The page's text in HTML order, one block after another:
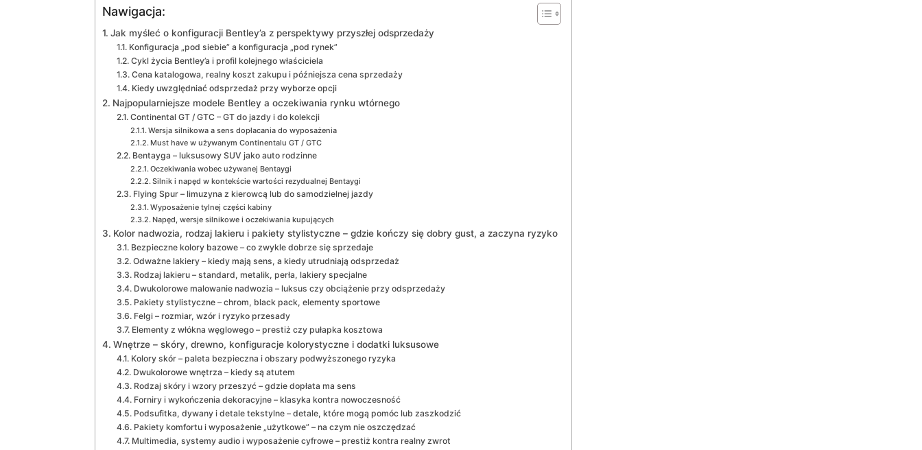
Nawigacja:
Jak myśleć o konfiguracji Bentley’a z perspektywy przyszłej odsprzedaży
Konfiguracja „pod siebie” a konfiguracja „pod rynek”
Cykl życia Bentley’a i profil kolejnego właściciela
Cena katalogowa, realny koszt zakupu i późniejsza cena sprzedaży
Kiedy uwzględniać odsprzedaż przy wyborze opcji
Najpopularniejsze modele Bentley a oczekiwania rynku wtórnego
Continental GT / GTC – GT do jazdy i do kolekcji
Wersja silnikowa a sens dopłacania do wyposażenia
Must have w używanym Continentalu GT / GTC
Bentayga – luksusowy SUV jako auto rodzinne
Oczekiwania wobec używanej Bentaygi
Silnik i napęd w kontekście wartości rezydualnej Bentaygi
Flying Spur – limuzyna z kierowcą lub do samodzielnej jazdy
Wyposażenie tylnej części kabiny
Napęd, wersje silnikowe i oczekiwania kupujących
Kolor nadwozia, rodzaj lakieru i pakiety stylistyczne – gdzie kończy się dobry gust, a zaczyna ryzyko
Bezpieczne kolory bazowe – co zwykle dobrze się sprzedaje
Odważne lakiery – kiedy mają sens, a kiedy utrudniają odsprzedaż
Rodzaj lakieru – standard, metalik, perła, lakiery specjalne
Dwukolorowe malowanie nadwozia – luksus czy obciążenie przy odsprzedaży
Pakiety stylistyczne – chrom, black pack, elementy sportowe
Felgi – rozmiar, wzór i ryzyko przesady
Elementy z włókna węglowego – prestiż czy pułapka kosztowa
Wnętrze – skóry, drewno, konfiguracje kolorystyczne i dodatki luksusowe
Kolory skór – paleta bezpieczna i obszary podwyższonego ryzyka
Dwukolorowe wnętrza – kiedy są atutem
Rodzaj skóry i wzory przeszyć – gdzie dopłata ma sens
Forniry i wykończenia dekoracyjne – klasyka kontra nowoczesność
Podsufitka, dywany i detale tekstylne – detale, które mogą pomóc lub zaszkodzić
Pakiety komfortu i wyposażenie „użytkowe” – na czym nie oszczędzać
Multimedia, systemy audio i wyposażenie cyfrowe – prestiż kontra realny zwrot